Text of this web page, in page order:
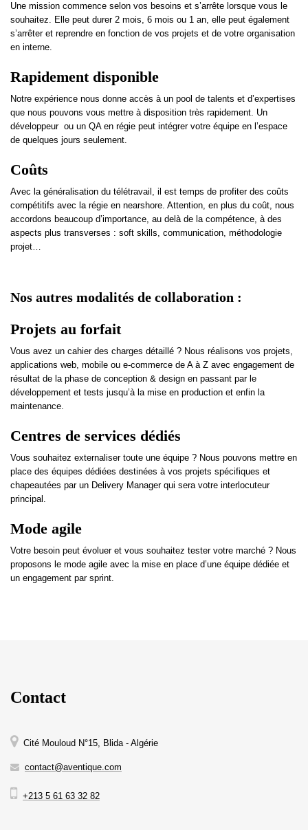
Une mission commence selon vos besoins et s’arrête lorsque vous le
souhaitez. Elle peut durer 2 mois, 6 mois ou 1 an, elle peut également
s’arrêter et reprendre en fonction de vos projets et de votre organisation
en interne.
Rapidement disponible
Notre expérience nous donne accès à un pool de talents et d’expertises
que nous pouvons vous mettre à disposition très rapidement. Un
développeur ou un QA en régie peut intégrer votre équipe en l’espace
de quelques jours seulement.
Coûts
Avec la généralisation du télétravail, il est temps de profiter des coûts
compétitifs avec la régie en nearshore. Attention, en plus du coût, nous
accordons beaucoup d’importance, au delà de la compétence, à des
aspects plus transverses : soft skills, communication, méthodologie
projet…
Nos autres modalités de collaboration :
Projets au forfait
Vous avez un cahier des charges détaillé ? Nous réalisons vos projets,
applications web, mobile ou e-commerce de A à Z avec engagement de
résultat de la phase de conception & design en passant par le
développement et tests jusqu’à la mise en production et enfin la
maintenance.
Centres de services dédiés
Vous souhaitez externaliser toute une équipe ? Nous pouvons mettre en
place des équipes dédiées destinées à vos projets spécifiques et
chapeautées par un Delivery Manager qui sera votre interlocuteur
principal.
Mode agile
Votre besoin peut évoluer et vous souhaitez tester votre marché ? Nous
proposons le mode agile avec la mise en place d’une équipe dédiée et
un engagement par sprint.
Contact
Cité Mouloud N°15, Blida - Algérie
contact@aventique.com
+213 5 61 63 32 82